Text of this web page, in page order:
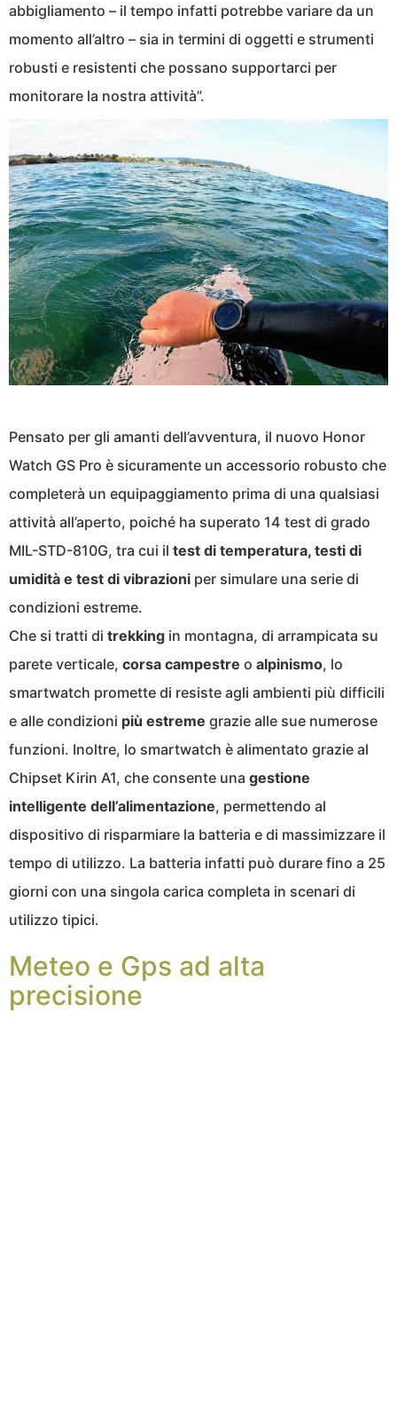
abbigliamento – il tempo infatti potrebbe variare da un
momento all’altro – sia in termini di oggetti e strumenti
robusti e resistenti che possano supportarci per
monitorare la nostra attività”.
Pensato per gli amanti dell’avventura, il nuovo Honor
Watch GS Pro è sicuramente un accessorio robusto che
completerà un equipaggiamento prima di una qualsiasi
attività all’aperto, poiché ha superato 14 test di grado
MIL-STD-810G, tra cui il test di temperatura, testi di
umidità e test di vibrazioni per simulare una serie di
condizioni estreme.
Che si tratti di trekking in montagna, di arrampicata su
parete verticale, corsa campestre o alpinismo, lo
smartwatch promette di resiste agli ambienti più difficili
e alle condizioni più estreme grazie alle sue numerose
funzioni. Inoltre, lo smartwatch è alimentato grazie al
Chipset Kirin A1, che consente una gestione
intelligente dell’alimentazione, permettendo al
dispositivo di risparmiare la batteria e di massimizzare il
tempo di utilizzo. La batteria infatti può durare fino a 25
giorni con una singola carica completa in scenari di
utilizzo tipici.
Meteo e Gps ad alta
precisione